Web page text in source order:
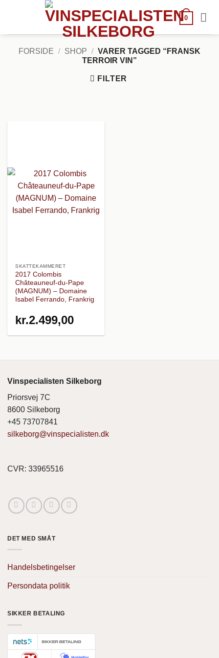
0
FORSIDE / SHOP / VARER TAGGED “FRANSK
TERROIR VIN”
FILTER
SKATTEKAMMERET
2017 Colombis
Châteauneuf-du-Pape
(MAGNUM) – Domaine
Isabel Ferrando, Frankrig
kr.2.499,00
Vinspecialisten Silkeborg
Priorsvej 7C
8600 Silkeborg
+45 73707841
silkeborg@vinspecialisten.dk
CVR: 33965516
DET MED SMÅT
Handelsbetingelser
Persondata politik
SIKKER BETALING